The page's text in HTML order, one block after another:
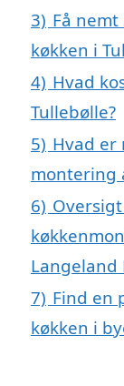
3) Få
køkken i
4) Hvad
Tullebølle?
5) Hvad er
montering
6)
Langeland
7) Find en
køkken i